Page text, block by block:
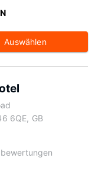
Auswählen
6QE, GB